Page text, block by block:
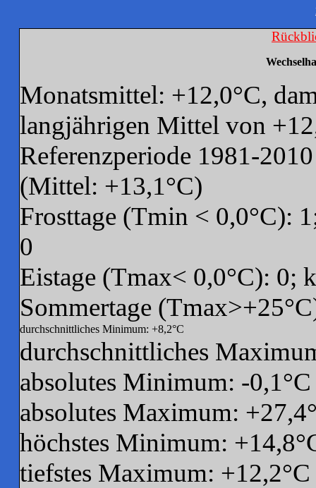
Monatsmittel: +12,0°C,
langjährigen Mittel von
Referenzperiode 1981-
(Mittel: +13,1°C)
Frosttage (Tmin < 0,0°C):
0
Eistage (Tmax< 0,0°C): 0;
Sommertage
durchschnittliches Minimum: +8,2°C
durchschnittliches
absolutes Minimum: -
absolutes Maximum:
höchstes Minimum:
tiefstes Maximum: